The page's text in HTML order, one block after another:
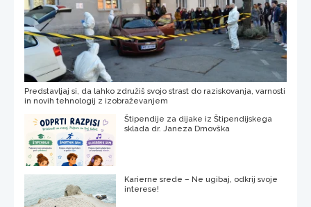
Predstavljaj si, da lahko združiš svojo strast do raziskovanja, varnosti
in novih tehnologij z izobraževanjem
Štipendije za dijake iz Štipendijskega
sklada dr. Janeza Drnovška
Karierne srede – Ne ugibaj, odkrij svoje
interese!